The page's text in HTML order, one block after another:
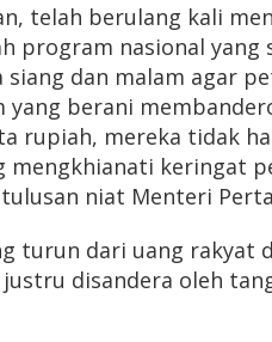
telah berulang kali
program nasional yang
siang dan malam agar
yang berani
rupiah, mereka tidak
mengkhianati keringat
niat Menteri
turun dari uang rakyat
disandera oleh